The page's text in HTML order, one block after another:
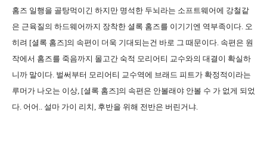
홈즈 일행을 골탕먹이긴 하지만 명석한 두뇌라는 소프트웨어에 강철같
은 근육질의 하드웨어까지 장착한 셜록 홈즈를 이기기엔 역부족이다. 오
히려 [셜록 홈즈]의 속편이 더욱 기대되는건 바로 그 때문이다. 속편은 원
작에서 홈즈를 죽음까지 몰고간 숙적 모리어티 교수와의 대결이 확실하
니까 말이다. 벌써부터 모리어티 교수역에 브래드 피트가 확정적이라는
루머가 나오는 이상, [셜록 홈즈]의 속편은 안볼래야 안볼 수 가 없게 되었
다. 어어.. 설마 가이 리치, 후반을 위해 전반은 버린거냐.